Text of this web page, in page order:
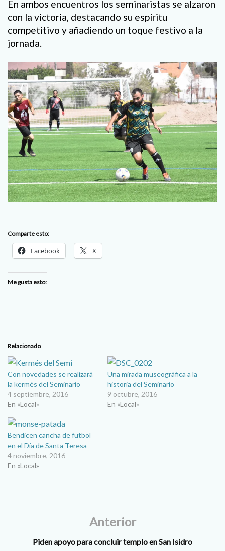
En ambos encuentros los seminaristas se alzaron
con la victoria, destacando su espíritu
competitivo y añadiendo un toque festivo a la
jornada.
Comparte esto:
Facebook X
Me gusta esto:
Relacionado
Con novedades se realizará
la kermés del Seminario
4 septiembre, 2016
En «Local»
Una mirada museográfica a la
historia del Seminario
9 octubre, 2016
En «Local»
Bendicen cancha de futbol
en el Día de Santa Teresa
4 noviembre, 2016
En «Local»
Anterior
Piden apoyo para concluir templo en San Isidro